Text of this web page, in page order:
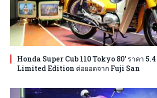
Honda Super Cub 110 Tokyo 80′ ราคา
Limited Edition ต่อยอดจาก Fuji San